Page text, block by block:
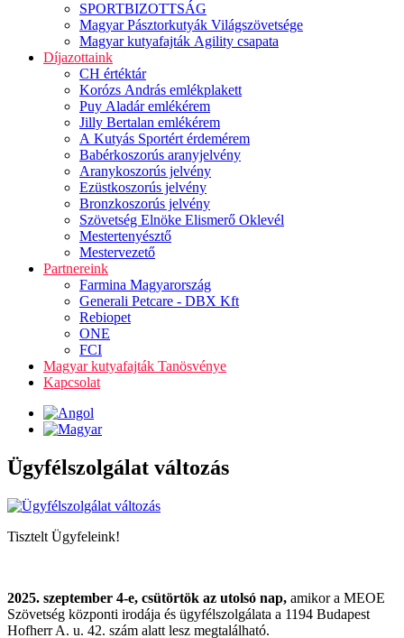
SPORTBIZOTTSÁG
Magyar Pásztorkutyák Világszövetsége
Magyar kutyafajták Agility csapata
Díjazottaink
CH értéktár
Korózs András emlékplakett
Puy Aladár emlékérem
Jilly Bertalan emlékérem
A Kutyás Sportért érdemérem
Babérkoszorús aranyjelvény
Aranykoszorús jelvény
Ezüstkoszorús jelvény
Bronzkoszorús jelvény
Szövetség Elnöke Elismerő Oklevél
Mestertenyésztő
Mestervezető
Partnereink
Farmina Magyarország
Generali Petcare - DBX Kft
Rebiopet
ONE
FCI
Magyar kutyafajták Tanösvénye
Kapcsolat
Ügyfélszolgálat változás
Tisztelt Ügyfeleink!
2025. szeptember 4-e, csütörtök az utolsó nap, amikor a MEOE
Szövetség központi irodája és ügyfélszolgálata a 1194 Budapest
Hofherr A. u. 42. szám alatt lesz megtalálható.